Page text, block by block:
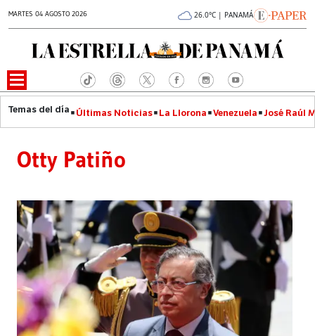
MARTES 04 AGOSTO 2026 26.0°C | PANAMÁ
Últimas Noticias La Llorona Venezuela José Raúl
Otty Patiño